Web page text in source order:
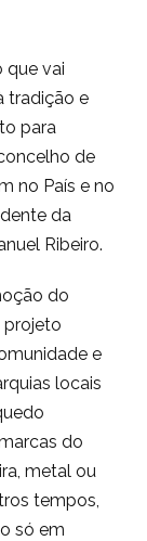
que vai
tradição e
para
de
no País e no
da
Ribeiro.
do
projeto
e
locais
do
metal ou
tempos,
só em